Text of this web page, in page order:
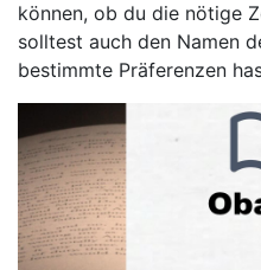
können, ob du die nötige
solltest auch den Namen
bestimmte Präferenzen